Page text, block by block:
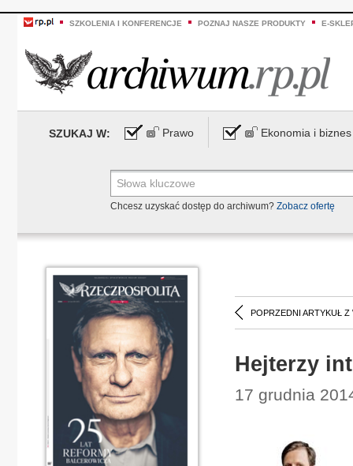
SZKOLENIA I KONFERENCJE POZNAJ NASZE PRODUKTY E-
SZUKAJ W: Prawo Ekonomia i biznes
Chcesz uzyskać dostęp do archiwum? Zobacz ofertę
POPRZEDNI ARTYKUŁ Z
Hejterzy
17 grudnia